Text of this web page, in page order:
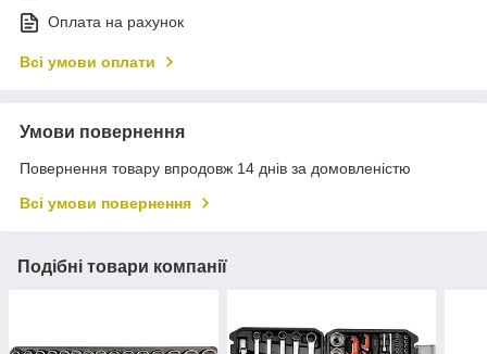
Оплата на рахунок
Всі умови оплати
Умови повернення
Повернення товару впродовж 14 днів за домовленістю
Всі умови повернення
Подібні товари компанії